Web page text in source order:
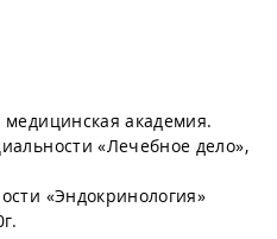
медицинская академия.
«Лечебное дело»,
«Эндокринология»